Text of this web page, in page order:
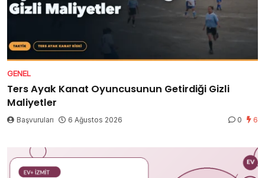
GENEL
Ters Ayak Kanat Oyuncusunun Getirdiği Gizli
Maliyetler
Başvuruları 6 Ağustos 2026 0 6